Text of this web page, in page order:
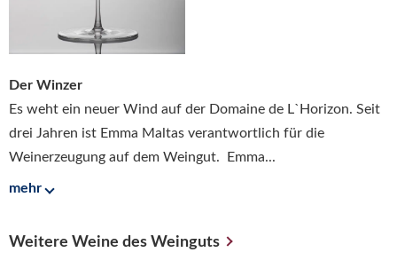
Der Winzer
Es weht ein neuer Wind auf der Domaine de L`Horizon. Seit
drei Jahren ist Emma Maltas verantwortlich für die
Weinerzeugung auf dem Weingut. Emma...
mehr
Weitere Weine des Weinguts